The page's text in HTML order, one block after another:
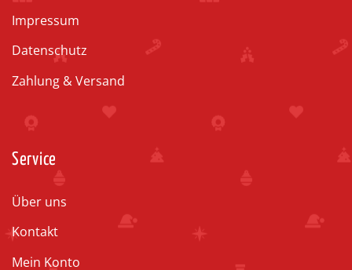
Impressum
Datenschutz
Zahlung & Versand
Service
Über uns
Kontakt
Mein Konto